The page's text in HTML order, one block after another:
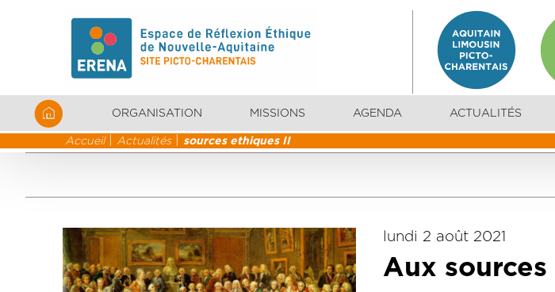
ORGANISATION MISSIONS AGENDA ACTUALITÉS
Accueil Actualités sources ethiques II
lundi 2 août 2021
Aux sources